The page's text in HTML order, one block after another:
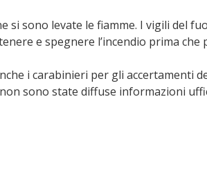
si sono levate le fiamme. I vigili del
e spegnere l’incendio prima che
i carabinieri per gli accertamenti
sono state diffuse informazioni